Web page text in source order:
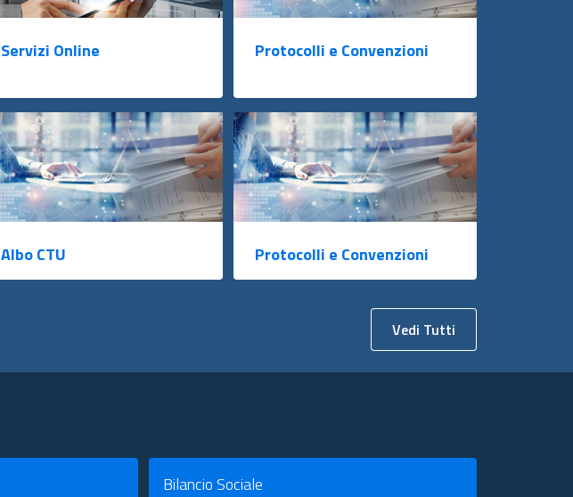
Servizi Online Protocolli e Convenzioni
Albo CTU Protocolli e Convenzioni
Vedi Tutti
Bilancio Sociale